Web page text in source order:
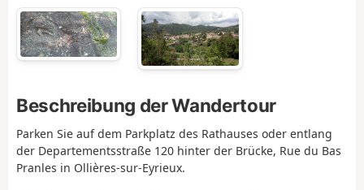
Beschreibung der Wandertour
Parken Sie auf dem Parkplatz des Rathauses oder entlang
der Departementsstraße 120 hinter der Brücke, Rue du Bas
Pranles in Ollières-sur-Eyrieux.